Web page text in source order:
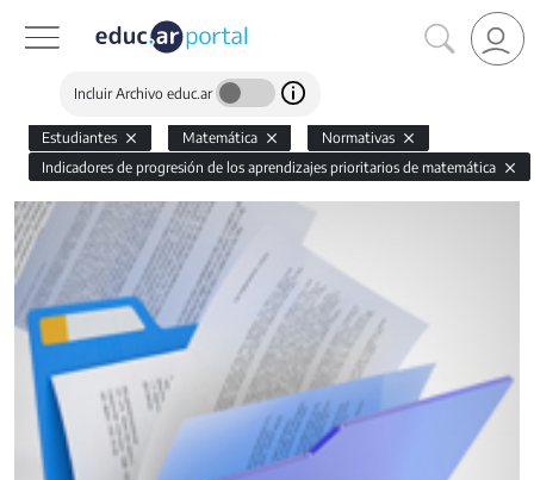
Incluir Archivo educ.ar
Estudiantes Matemática
Normativas
Indicadores de progresión de los aprendizajes prioritarios de matemática